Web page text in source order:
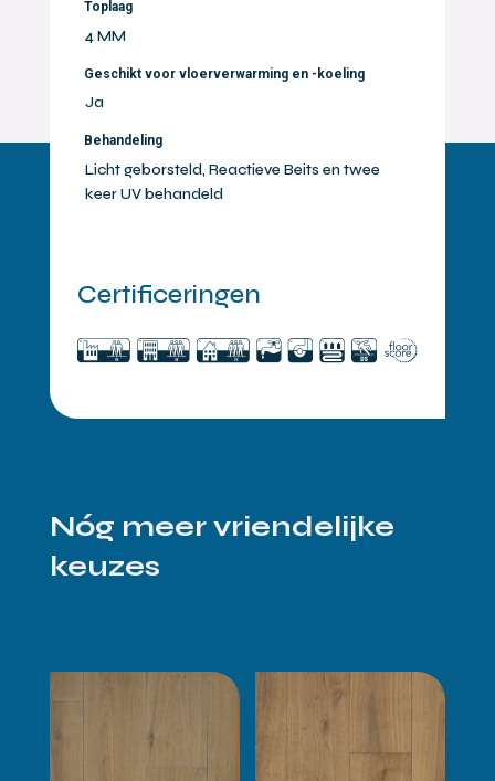
Toplaag
4 MM
Geschikt voor vloerverwarming en -koeling
Ja
Behandeling
Licht geborsteld, Reactieve Beits en twee
keer UV behandeld
Certificeringen
Nóg meer vriendelijke
keuzes